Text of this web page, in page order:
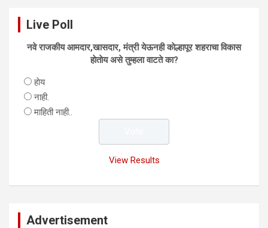
Live Poll
नवे राजकीय आमदार,खासदार, मंत्री येऊनही काेल्हापूर शहराचा विकास
हाेताेय असे तुम्हला वाटते का?
हाेय
नाही.
माहिती नाही..
View Results
Advertisement